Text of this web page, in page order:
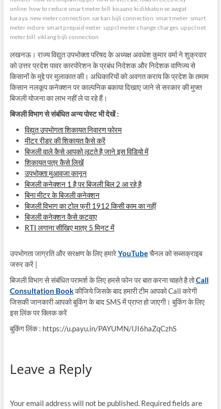
online how to reduce smart meter bill kisaano ki dikkaton se awgat
karaya new meter connection sarkari bijli connection smart meter smart
meter indore smart prepaid meter uppcl meter change charges uppcl net
meter bill viklang bijli connection
लखनऊ। राज्य विद्युत उपभोक्ता परिषद के अध्यक्ष अवधेश कुमार वर्मा ने शुक्रवार
को उत्तर प्रदेश पावर कारपोरेशन के प्रबंध निदेशक और निदेशक वाणिज्य से
किसानों के मुद्दे पर मुलाकात की। अधिकारियों को अवगत कराय कि प्रदेश के तमाम
किसान नलकूप कनेक्शन पर काल्पनिक बकाया दिखाए जाने से सरकार की मुफ्त
बिजली योजना का लाभ नहीं ले पा रहे हैं।
बिजली विभाग से संबंधित अन्य पोस्ट भी देखें :
विद्युत उपभोगता शिकायत निवारण फोरम
मीटर रीडर की शिकायत कैसे करें
बिजली वाले कैसे आपको लूटते है जाने इस विडियो में
शिकायत पत्र कैसे लिखें
उपभोक्ता मुआवजा कानून
बिजली कनेक्शन 1 है पर बिजली बिल 2 आ रहे है
बिना मीटर के बिजली कनेक्शन
बिजली विभाग का टोल फ्री 1912 किसी काम का नहीं
बिजली कनेक्शन कैसे कटवाए
RTI लगाना सीखिए मात्र 5 मिनट में
उपभोगता जाग्रति और सरक्षण के लिए हमारेYouTubeचैनल को सब्सक्राइब
जरुर करें |
बिजली विभाग से संबंधित परामर्श के लिए हमसे फोन पर बात करना चाहते है तोCall
Consultation Bookकीजिये जिसके बाद हमारी टीम आपको Call करेगी
जिसकी जानकारी आपको बुकिंग के बाद SMS में प्राप्त हो जाएगी। बुकिंग के लिए
इस लिंक पर क्लिक करें
बुकिंग लिंक : https://u.payu.in/PAYUMN/lJI6haZqCzhS
Leave a Reply
Your email address will not be published. Required fields are